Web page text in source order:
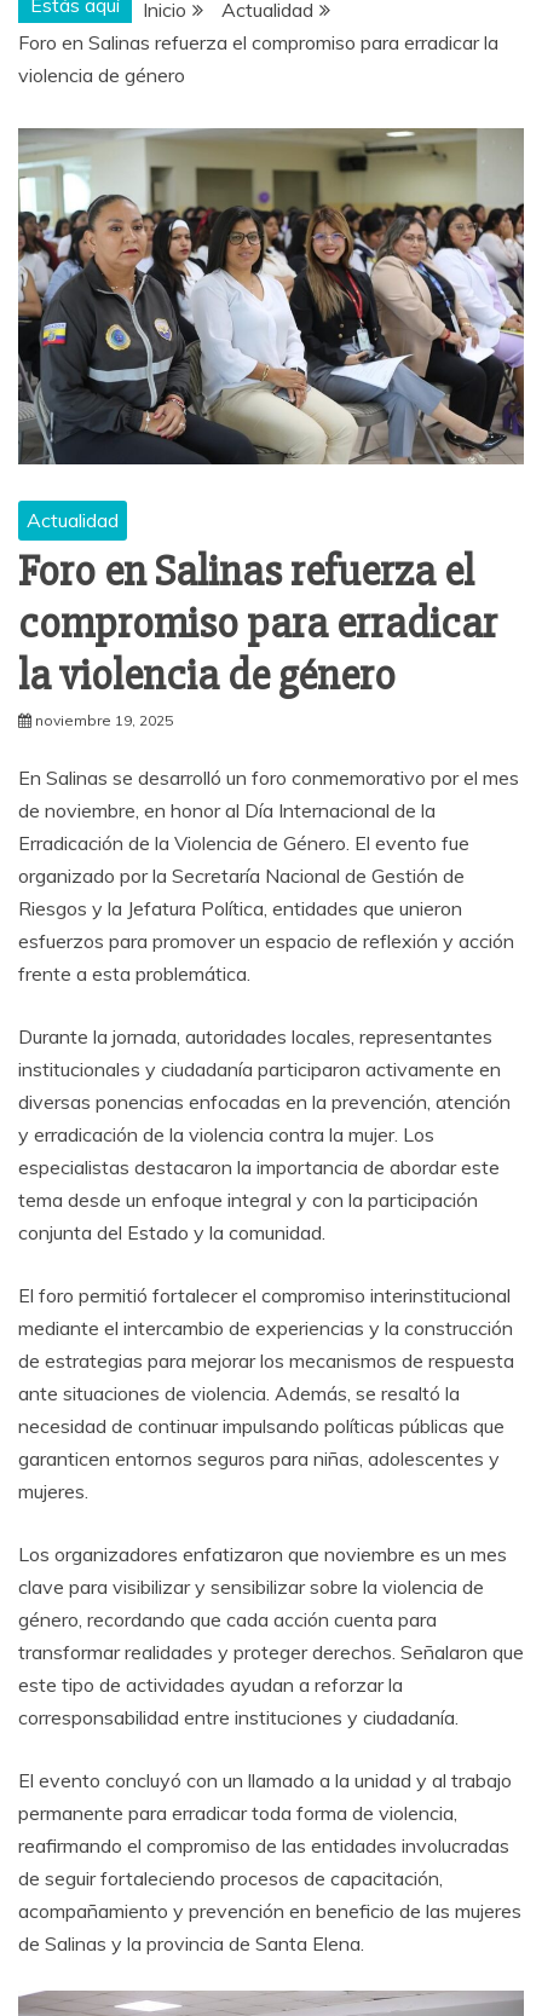
Inicio
Actualidad
Foro en Salinas refuerza el compromiso para erradicar la
violencia de género
Actualidad
Foro en Salinas refuerza el
compromiso para erradicar
la violencia de género
noviembre 19, 2025
En Salinas se desarrolló un foro conmemorativo por el mes
de noviembre, en honor al Día Internacional de la
Erradicación de la Violencia de Género. El evento fue
organizado por la Secretaría Nacional de Gestión de
Riesgos y la Jefatura Política, entidades que unieron
esfuerzos para promover un espacio de reflexión y acción
frente a esta problemática.
Durante la jornada, autoridades locales, representantes
institucionales y ciudadanía participaron activamente en
diversas ponencias enfocadas en la prevención, atención
y erradicación de la violencia contra la mujer. Los
especialistas destacaron la importancia de abordar este
tema desde un enfoque integral y con la participación
conjunta del Estado y la comunidad.
El foro permitió fortalecer el compromiso interinstitucional
mediante el intercambio de experiencias y la construcción
de estrategias para mejorar los mecanismos de respuesta
ante situaciones de violencia. Además, se resaltó la
necesidad de continuar impulsando políticas públicas que
garanticen entornos seguros para niñas, adolescentes y
mujeres.
Los organizadores enfatizaron que noviembre es un mes
clave para visibilizar y sensibilizar sobre la violencia de
género, recordando que cada acción cuenta para
transformar realidades y proteger derechos. Señalaron que
este tipo de actividades ayudan a reforzar la
corresponsabilidad entre instituciones y ciudadanía.
El evento concluyó con un llamado a la unidad y al trabajo
permanente para erradicar toda forma de violencia,
reafirmando el compromiso de las entidades involucradas
de seguir fortaleciendo procesos de capacitación,
acompañamiento y prevención en beneficio de las mujeres
de Salinas y la provincia de Santa Elena.